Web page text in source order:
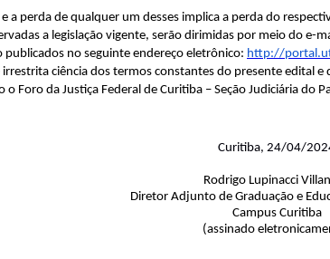
a perda de qualquer um desses implica a perda do
a legislação vigente, serão dirimidas por meio do e-
publicados no seguinte endereço eletrônico: http://
ciência dos termos constantes do presente edital e
Foro da Justiça Federal de Curitiba – Seção Judiciária do
Curitiba, 24/04/
Rodrigo Lupinacci
Diretor Adjunto de Graduação e
Campus Curitiba
(assinado